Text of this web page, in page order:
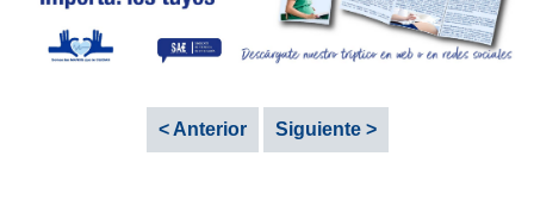
< Anterior Siguiente >